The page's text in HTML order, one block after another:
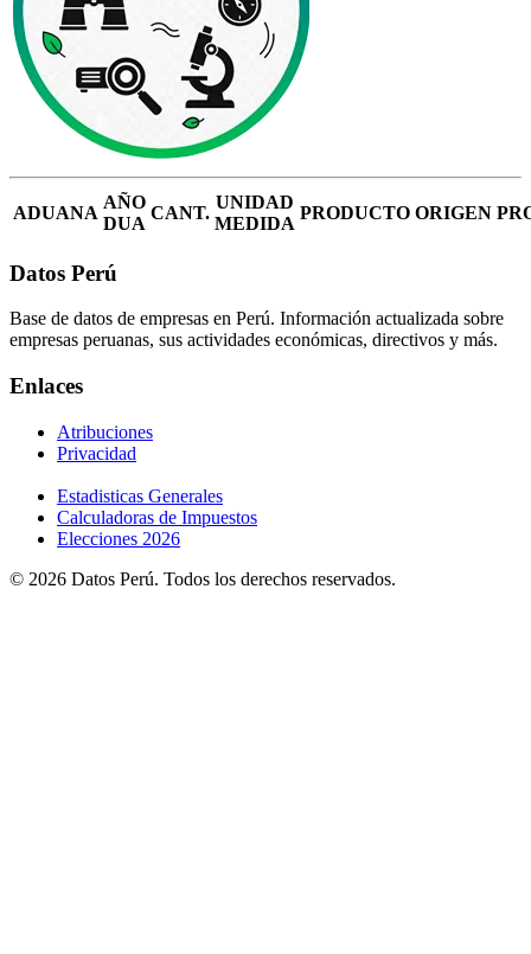
ADUANA
AÑO
DUA
CANT.
UNIDAD
MEDIDA
PRODUCTO ORIGEN
Datos Perú
Base de datos de empresas en Perú. Información actualizada sobre
empresas peruanas, sus actividades económicas, directivos y más.
Enlaces
Atribuciones
Privacidad
Estadisticas Generales
Calculadoras de Impuestos
Elecciones 2026
© 2026 Datos Perú. Todos los derechos reservados.